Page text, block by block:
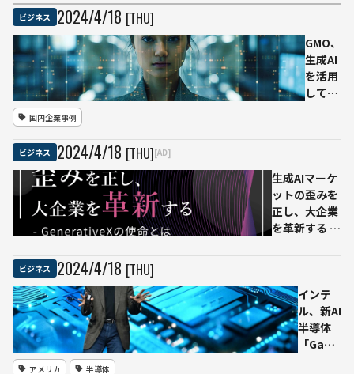
ビジネス 2024/4/18 [THU]
GMO、
生成AI
を活用
して業
創出
有料ツ
ールの
利用状
国内企業事例
ビジネス 2024/4/18 [THU][AD]
生成AIマーケ
ットの歪みを
正し、大企業
を革新する -
ビジネス 2024/4/18 [THU]
インテ
ル、新AI
半導体
「Gaudi
アメリカ 半導体